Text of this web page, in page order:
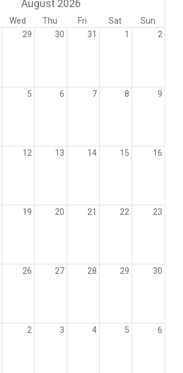
August 2026
Wed Thu Fri Sat
Sun
29 30 31 1 2
5 6 7 8 9
12 13 14 15 16
19 20 21 22 23
26 27 28 29 30
2 3 4 5 6